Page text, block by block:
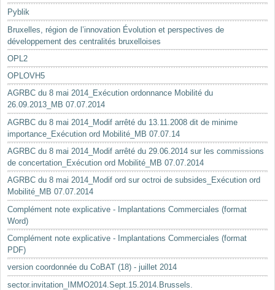
Pyblik
Bruxelles, région de l’innovation Évolution et perspectives de
développement des centralités bruxelloises
OPL2
OPLOVH5
AGRBC du 8 mai 2014_Exécution ordonnance Mobilité du
26.09.2013_MB 07.07.2014
AGRBC du 8 mai 2014_Modif arrêté du 13.11.2008 dit de minime
importance_Exécution ord Mobilité_MB 07.07.14
AGRBC du 8 mai 2014_Modif arrêté du 29.06.2014 sur les commissions
de concertation_Exécution ord Mobilité_MB 07.07.2014
AGRBC du 8 mai 2014_Modif ord sur octroi de subsides_Exécution ord
Mobilité_MB 07.07.2014
Complément note explicative - Implantations Commerciales (format
Word)
Complément note explicative - Implantations Commerciales (format
PDF)
version coordonnée du CoBAT (18) - juillet 2014
sector.invitation_IMMO2014.Sept.15.2014.Brussels.